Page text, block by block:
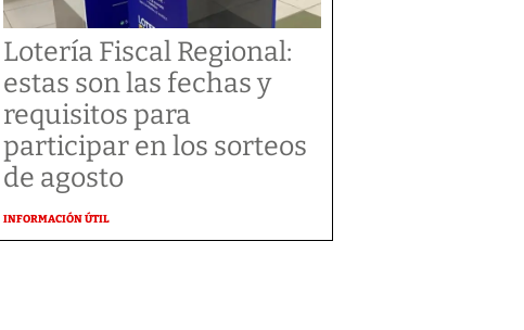
Lotería Fiscal Regional:
estas son las fechas y
requisitos para
participar en los sorteos
de agosto
INFORMACIÓN ÚTIL